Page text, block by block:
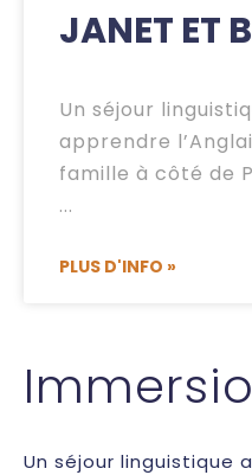
JANET ET
Un séjour
apprendre
famille à côté de
PLUS D'INFO »
Un séjour linguistique